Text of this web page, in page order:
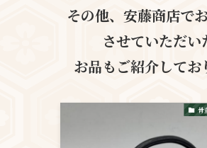
その他、安藤商店で
させていただい
お品も ご紹介してお
骨